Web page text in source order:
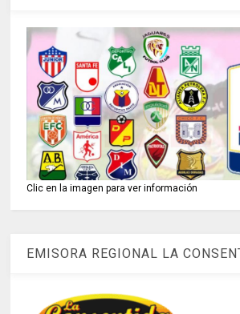
Clic en la imagen para ver información
EMISORA REGIONAL LA